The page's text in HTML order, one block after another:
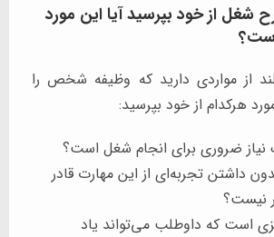
شغل از خود بپرسید آیا این مورد
از مواردی دارید که وظیفه شخص را
هرکدام از خود بپرسید:
نیاز ضروری برای انجام شغل است؟
داشتن تجربه‌ای از این مهارت قادر
نیست؟
است که داوطلب می‌تواند یاد